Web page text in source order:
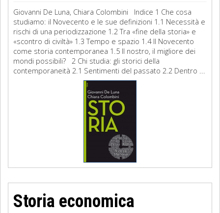
Giovanni De Luna, Chiara Colombini Indice 1 Che cosa
studiamo: il Novecento e le sue definizioni 1.1 Necessità e
rischi di una periodizzazione 1.2 Tra «fine della storia» e
«scontro di civiltà» 1.3 Tempo e spazio 1.4 Il Novecento
come storia contemporanea 1.5 Il nostro, il migliore dei
mondi possibili? 2 Chi studia: gli storici della
contemporaneità 2.1 Sentimenti del passato 2.2 Dentro ...
Storia economica